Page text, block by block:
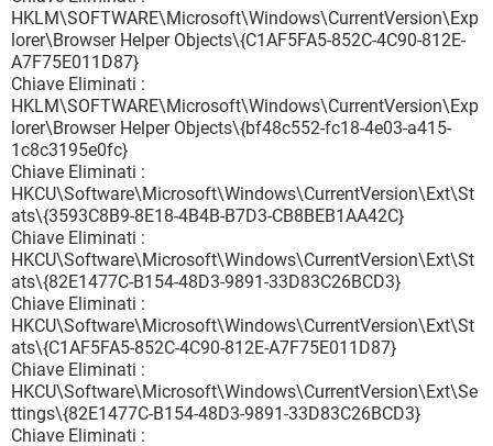
HKLM\SOFTWARE\Microsoft\Windows\CurrentVersion\Exp
lorer\Browser Helper Objects\{C1AF5FA5-852C-4C90-812E-
A7F75E011D87}
Chiave Eliminati :
HKLM\SOFTWARE\Microsoft\Windows\CurrentVersion\Exp
lorer\Browser Helper Objects\{bf48c552-fc18-4e03-a415-
1c8c3195e0fc}
Chiave Eliminati :
HKCU\Software\Microsoft\Windows\CurrentVersion\Ext\St
ats\{3593C8B9-8E18-4B4B-B7D3-CB8BEB1AA42C}
Chiave Eliminati :
HKCU\Software\Microsoft\Windows\CurrentVersion\Ext\St
ats\{82E1477C-B154-48D3-9891-33D83C26BCD3}
Chiave Eliminati :
HKCU\Software\Microsoft\Windows\CurrentVersion\Ext\St
ats\{C1AF5FA5-852C-4C90-812E-A7F75E011D87}
Chiave Eliminati :
HKCU\Software\Microsoft\Windows\CurrentVersion\Ext\Se
ttings\{82E1477C-B154-48D3-9891-33D83C26BCD3}
Chiave Eliminati :